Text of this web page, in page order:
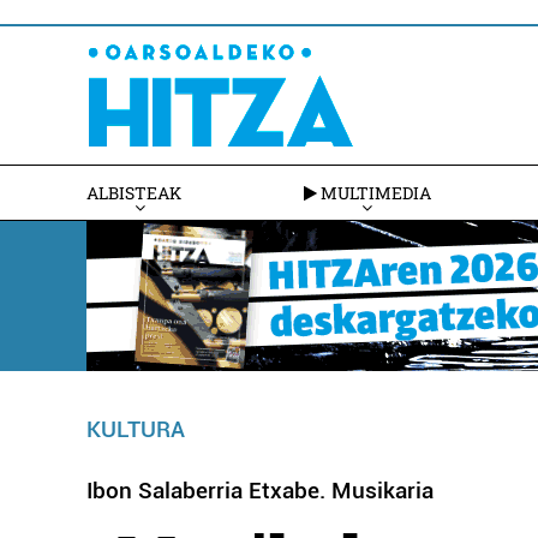
ALBISTEAK MULTIMEDIA
KULTURA
Ibon Salaberria Etxabe. Musikaria